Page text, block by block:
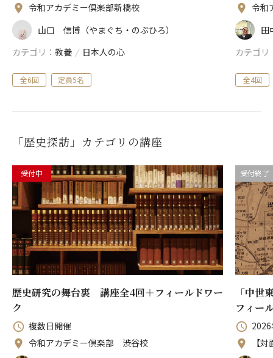
令和アカデミー倶楽部新橋校
山口 信博（やまぐち・のぶひろ）
カテゴリ
教養 / 日本人の心
全6回 定員5名
令和
田
カテゴリ
全4回
「歴史探訪」カテゴリの講座
受付中
歴史研究の舞台裏 講座全4回＋フィールドワー
ク
複数日開催
令和アカデミー倶楽部 渋谷校
受付終了
「中
フィー
【